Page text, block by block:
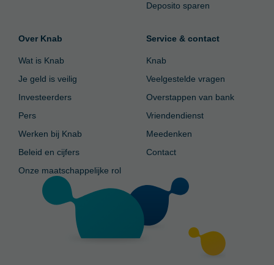
Deposito sparen
Over Knab
Wat is Knab
Je geld is veilig
Investeerders
Pers
Werken bij Knab
Beleid en cijfers
Onze maatschappelijke rol
Service & contact
Knab
Veelgestelde vragen
Overstappen van bank
Vriendendienst
Meedenken
Contact